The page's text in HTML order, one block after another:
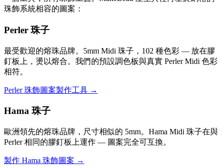
珠飾系統相容的圖案：
Perler 珠子
最受歡迎的熔珠品牌。5mm Midi 珠子，102 種色彩 — 放在膠
釘板上，燙以熔合。我們的預設調色板與真實 Perler Midi 色彩
相符。
Perler 珠飾圖案製作工具 →
Hama 珠子
歐洲領先的熔珠品牌，尺寸相似的 5mm。Hama Midi 珠子在與
Perler 相同的膠釘板上運作 — 圖案完全可互換。
製作 Hama 珠飾圖案 →